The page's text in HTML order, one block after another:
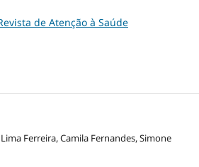
de Atenção à Saúde
Ferreira, Camila Fernandes, Simone